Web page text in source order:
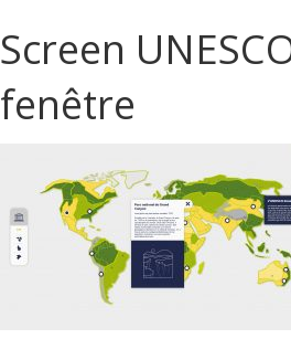
Screen
fenêtre